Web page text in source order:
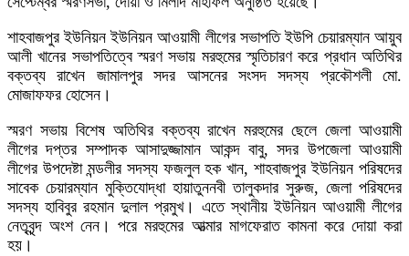
শাহবাজপুর ইউনিয়ন ইউনিয়ন আওয়ামী লীগের সভাপতি ইউপি চেয়ারম্যান আয়ুব
আলী খানের সভাপতিত্বে স্মরণ সভায় মরহুমের স্মৃতিচারণ করে প্রধান অতিথির
বক্তব্য রাখেন জামালপুর সদর আসনের সংসদ সদস্য প্রকৌশলী মো.
মোজাফফর হোসেন।
স্মরণ সভায় বিশেষ অতিথির বক্তব্য রাখেন মরহুমের ছেলে জেলা আওয়ামী
লীগের দপ্তর সম্পাদক আসাদুজ্জামান আকন্দ বাবু, সদর উপজেলা আওয়ামী
লীগের উপদেষ্টা মন্ডলীর সদস্য ফজলুল হক খান, শাহবাজপুর ইউনিয়ন পরিষদের
সাবেক চেয়ারম্যান মুক্তিযোদ্ধা হায়াতুননবী তালুকদার সুরুজ, জেলা পরিষদের
সদস্য হাবিবুর রহমান দুলাল প্রমুখ। এতে স্থানীয় ইউনিয়ন আওয়ামী লীগের
নেতৃবৃন্দ অংশ নেন। পরে মরহুমের আত্মার মাগফেরাত কামনা করে দোয়া করা
হয়।